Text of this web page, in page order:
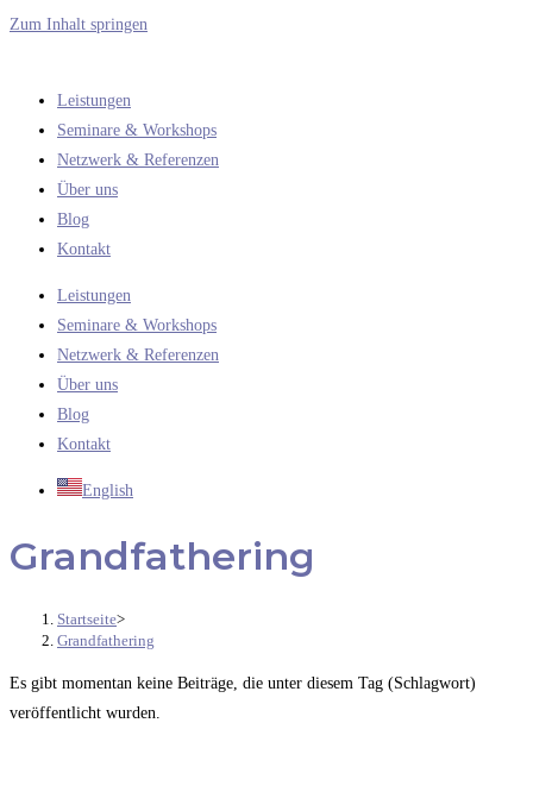
Zum Inhalt springen
Leistungen
Seminare & Workshops
Netzwerk & Referenzen
Über uns
Blog
Kontakt
Leistungen
Seminare & Workshops
Netzwerk & Referenzen
Über uns
Blog
Kontakt
English
Grandfathering
Startseite>
Grandfathering
Es gibt momentan keine Beiträge, die unter diesem Tag (Schlagwort)
veröffentlicht wurden.